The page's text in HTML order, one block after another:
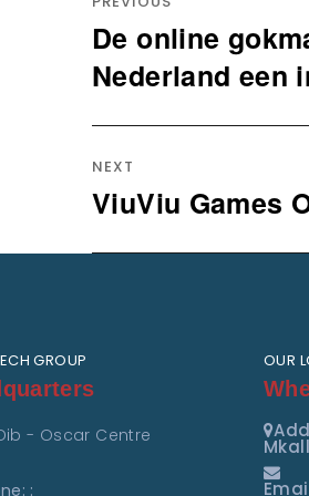
Previous
post:
De online
Nederland een
NEXT
Next
ViuViu Games
GROUP
- Oscar Centre
:
OUR